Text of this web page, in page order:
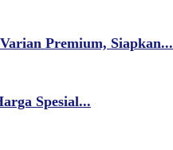
Premium, Siapkan...
Spesial...